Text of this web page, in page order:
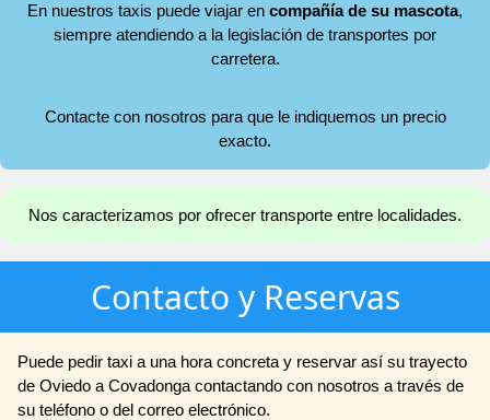
En nuestros taxis puede viajar en compañía de su mascota,
siempre atendiendo a la legislación de transportes por
carretera.
Contacte con nosotros para que le indiquemos un precio
exacto.
Nos caracterizamos por ofrecer transporte entre localidades.
Contacto y Reservas
Puede pedir taxi a una hora concreta y reservar así su trayecto
de Oviedo a Covadonga contactando con nosotros a través de
su teléfono o del correo electrónico.